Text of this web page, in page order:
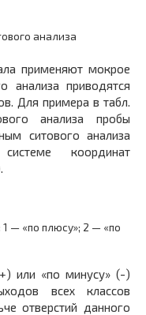
анализа
применяют мокрое
анализа приводятся
Для примера в табл.
анализа пробы
ситового анализа
координат
1 — «по плюсу»; 2 — «по
или «по минусу» (-)
всех классов
отверстий данного